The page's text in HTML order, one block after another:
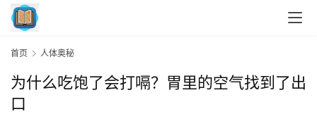
首页 人体奥秘
为什么吃饱了会打嗝？胃里的空气找到了出
口